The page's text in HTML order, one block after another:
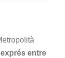
exprés entre